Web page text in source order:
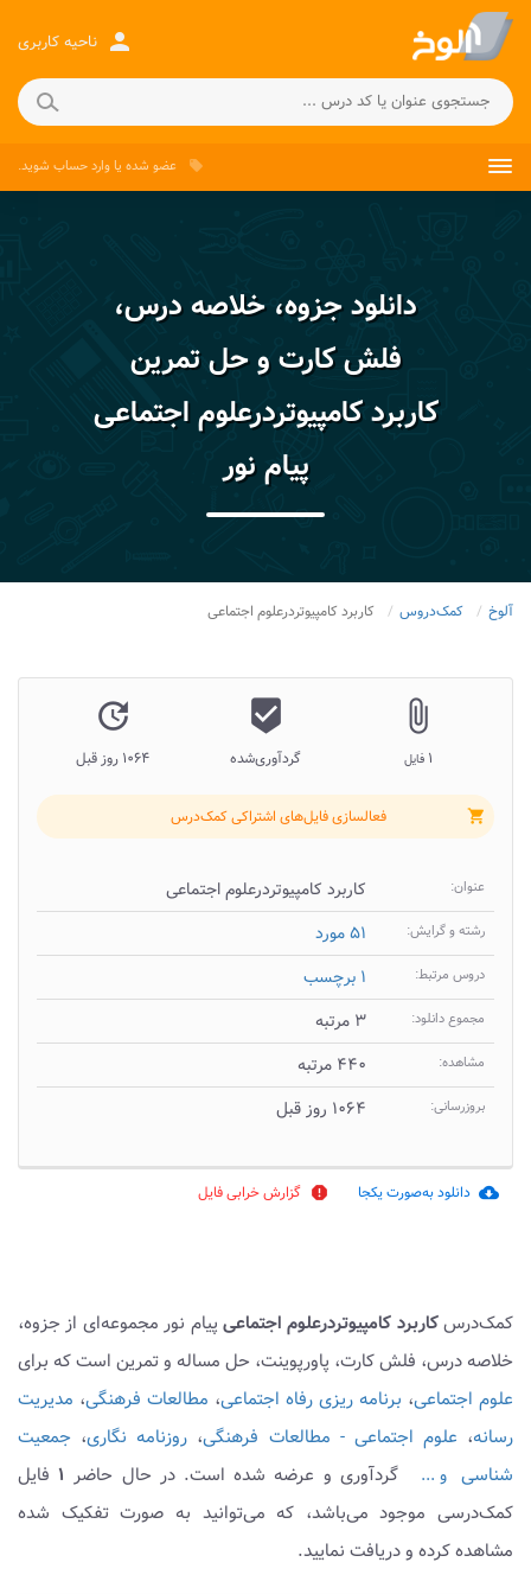
person ناحیه کاربری
local_offer عضو شده یاوارد حساب شوید.
دانلود جزوه، خلاصه درس،
فلش کارت و حل تمرین
کاربرد کامپیوتردرعلوم اجتماعی
پیام نور
آلوخ کمک‌دروس کاربرد کامپیوتردرعلوم اجتماعی
attach_file
۱ فایل
beenhere
گردآوری‌شده
update
۱۰۶۴ روز قبل
shopping_cart فعالسازی فایل‌های اشتراکی کمک‌درس
عنوان: کاربرد کامپیوتردرعلوم اجتماعی
رشته و گرایش: ۵۱ مورد
دروس مرتبط: ۱ برچسب
مجموع دانلود: ۳ مرتبه
مشاهده: ۴۴۰ مرتبه
بروزرسانی: ۱۰۶۴ روز قبل
cloud_download دانلود به‌صورت یکجا report گزارش خرابی فایل
کمک‌درسکاربرد کامپیوتردرعلوم اجتماعی پیام نور مجموعه‌ای از جزوه،
خلاصه درس، فلش کارت، پاورپوینت، حل مساله و تمرین است که برای
علوم اجتماعی، برنامه ریزی رفاه اجتماعی، مطالعات فرهنگی، مدیریت
رسانه، علوم اجتماعی - مطالعات فرهنگی، روزنامه نگاری، جمعیت
شناسی و ... گردآوری و عرضه شده است. در حال حاضر ۱فایل
کمک‌درسی موجود می‌باشد، که می‌توانید به صورت تفکیک شده
مشاهده کرده و دریافت نمایید.